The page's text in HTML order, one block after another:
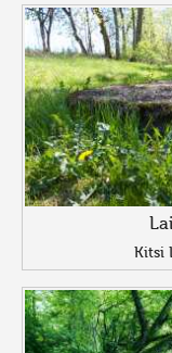
Kitsi